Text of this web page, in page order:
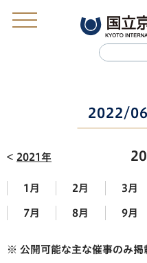
2022/
2021年
1月 2月 3月
7月 8月 9月
※ 公開可能な主な催事のみ掲